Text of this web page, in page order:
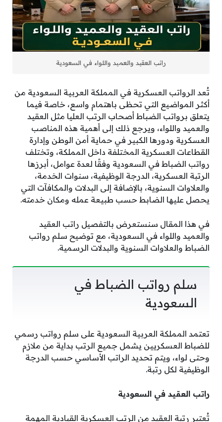
راتب العقيد والعميد واللواء في السعودية
تُعد الرواتب العسكرية في المملكة العربية السعودية من
أكثر المواضيع التي تحظى باهتمام واسع، خاصة فيما
يتعلق برواتب الضباط أصحاب الرتب العليا مثل العقيد
والعميد واللواء، ويرجع ذلك إلى أهمية هذه المناصب
العسكرية ودورها الكبير في حماية أمن الوطن وإدارة
القطاعات العسكرية المختلفة داخل المملكة، وتختلف
رواتب الضباط في السعودية وفقًا لعدة عوامل، أبرزها
الرتبة العسكرية، الدرجة الوظيفية، سنوات الخدمة،
والعلاوات السنوية، بالإضافة إلى البدلات والمكافآت التي
يحصل عليها الضابط حسب طبيعة عمله ومكان خدمته.
في هذا المقال سنستعرض بالتفصيل راتب العقيد
والعميد واللواء في السعودية، مع توضيح سلم رواتب
الضباط والعلاوات السنوية والبدلات الرسمية.
سلم رواتب الضباط في
السعودية
تعتمد المملكة العربية السعودية على سلم رواتب رسمي
للضباط العسكريين يشمل جميع الرتب بداية من ملازم
وحتى لواء، ويتم تحديد الراتب الأساسي حسب الدرجة
الوظيفية لكل رتبة.
راتب العقيد في السعودية
تُعتبر رتبة العقيد من الرتب العسكرية القيادية المهمة